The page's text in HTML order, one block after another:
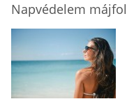
Napvédelem